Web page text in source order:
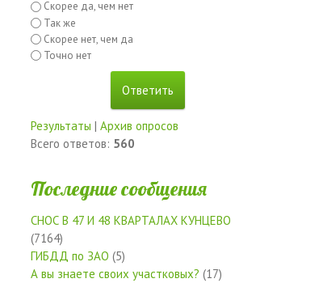
Скорее да, чем нет
Так же
Скорее нет, чем да
Точно нет
Результаты | Архив опросов
Всего ответов: 560
Последние сообщения
СНОС В 47 И 48 КВАРТАЛАХ КУНЦЕВО
(7164)
ГИБДД по ЗАО (5)
А вы знаете своих участковых? (17)